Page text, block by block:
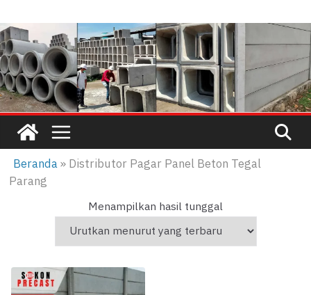
Beranda» Distributor Pagar Panel Beton Tegal
Parang
Menampilkan hasil tunggal